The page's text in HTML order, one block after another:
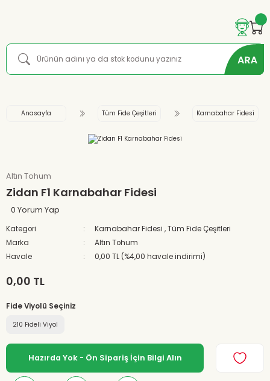
Anasayfa Tüm Fide Çeşitleri Karnabahar Fidesi
Altın Tohum
Zidan F1 Karnabahar Fidesi
0 Yorum Yap
Kategori Karnabahar Fidesi ,Tüm Fide Çeşitleri
Marka
Altın Tohum
Havale
0,00 TL (%4,00 havale indirimi)
0,00 TL
Fide Viyolü Seçiniz
210 Fideli Viyol
Hazırda Yok - Ön Sipariş İçin Bilgi Alın